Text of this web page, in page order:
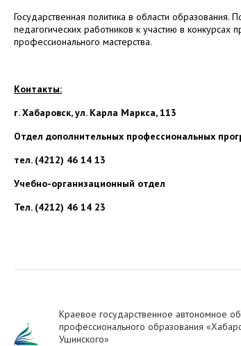
Государственная политика в области
педагогических работников к участию в конкурсах
профессионального мастерства.
Контакты:
г. Хабаровск, ул. Карла Маркса, 113
Отдел дополнительных профессиональных
тел. (4212) 46 14 13
Учебно-организационный отдел
Тел. (4212) 46 14 23
Краевое государственное автономное
профессионального образования
Ушинского»